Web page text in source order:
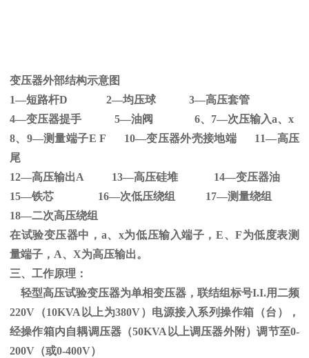
变压器外部结构示意图
1—短路杆D 2—均压球 3—高压套管
4—变压器提手 5—油阀 6、 7—次压输入a、 x
8、 9—测量端子E F 10—变压器外壳接地端 11—高压
尾
12—高压输出A 13—高压硅堆 14—变压器油
15—铁芯 16—次低压绕组 17—测量绕组
18—二次高压绕组
在试验变压器中， a、 x为低压输入端子， E、F为低度表测
量端子， A、 X为高压输出。
三、工作原理：
轻型高压试验变压器为单相变压器，联结组标号I.I.用二频
220V （10KVA 以上为380V）电源接入系列操作箱（台），
经操作箱内自耦调压器（50KVA 以上调压器外附）调节至0-
200V （或0-400V）